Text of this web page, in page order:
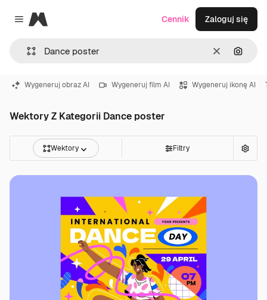
Close menu
Magnific
WyczyśćSzukaj
Cennik Zaloguj się
Wygeneruj obraz AI Wygeneruj film AI Wygeneruj ikonę AI
Wektory Z Kategorii Dance poster
Wektory Filtry